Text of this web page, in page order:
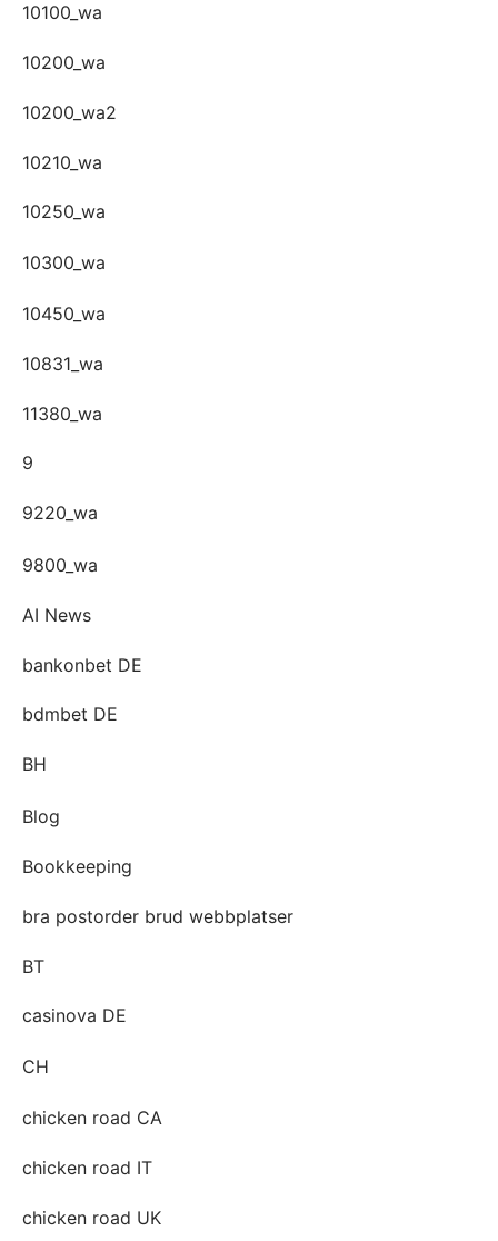
10100_wa
10200_wa
10200_wa2
10210_wa
10250_wa
10300_wa
10450_wa
10831_wa
11380_wa
9
9220_wa
9800_wa
AI News
bankonbet DE
bdmbet DE
BH
Blog
Bookkeeping
bra postorder brud webbplatser
BT
casinova DE
CH
chicken road CA
chicken road IT
chicken road UK